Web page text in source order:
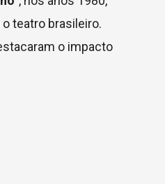
teatro brasileiro.
o impacto